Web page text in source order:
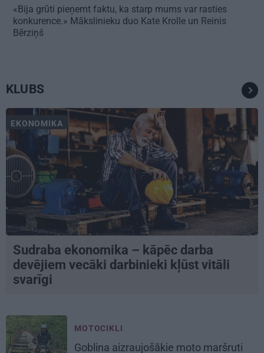
«Bija grūti pieņemt faktu, ka starp mums var rasties
konkurence.» Mākslinieku duo Kate Krolle un Reinis
Bērziņš
KLUBS
EKONOMIKA
Sudraba ekonomika – kāpēc darba
devējiem vecāki darbinieki kļūst vitāli
svarīgi
MOTOCIKLI
Goblina aizraujošākie moto maršruti